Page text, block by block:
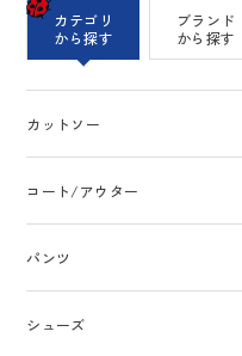
カテゴリ
から探す
ブランド
から探す
カットソー
コート/アウター
パンツ
シューズ